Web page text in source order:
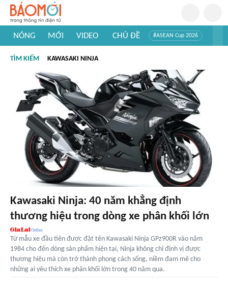
NÓNG MỚI VIDEO CHỦ ĐỀ #ASEAN Cup 2026
#Khám phá thế giới
TÌM KIẾM KAWASAKI NINJA
Kawasaki Ninja: 40 năm khẳng định
thương hiệu trong dòng xe phân khối lớn
Từ mẫu xe đầu tiên được đặt tên Kawasaki Ninja GPz900R vào năm
1984 cho đến dòng sản phẩm hiện tại, Ninja không chỉ định vị được
thương hiệu mà còn trở thành phong cách sống, niềm đam mê cho
những ai yêu thích xe phân khối lớn trong 40 năm qua.